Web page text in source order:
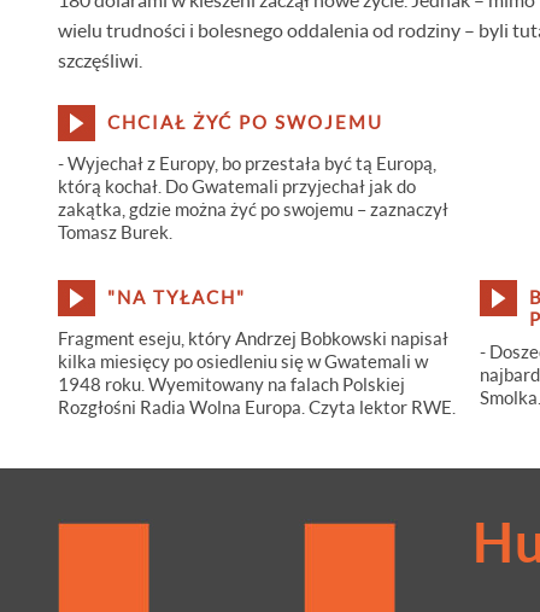
wielu trudności i bolesnego oddalenia od rodziny – byli
szczęśliwi.
CHCIAŁ ŻYĆ PO SWOJEMU
- Wyjechał z Europy, bo przestała być tą Europą,
którą kochał. Do Gwatemali przyjechał jak do
zakątka, gdzie można żyć po swojemu – zaznaczył
Tomasz Burek.
"NA TYŁACH"
Fragment eseju, który Andrzej Bobkowski napisał
kilka miesięcy po osiedleniu się w Gwatemali w
1948 roku. Wyemitowany na falach Polskiej
Rozgłośni Radia Wolna Europa. Czyta lektor RWE.
-
Smolka.